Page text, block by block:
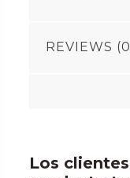
REVIEWS
Los